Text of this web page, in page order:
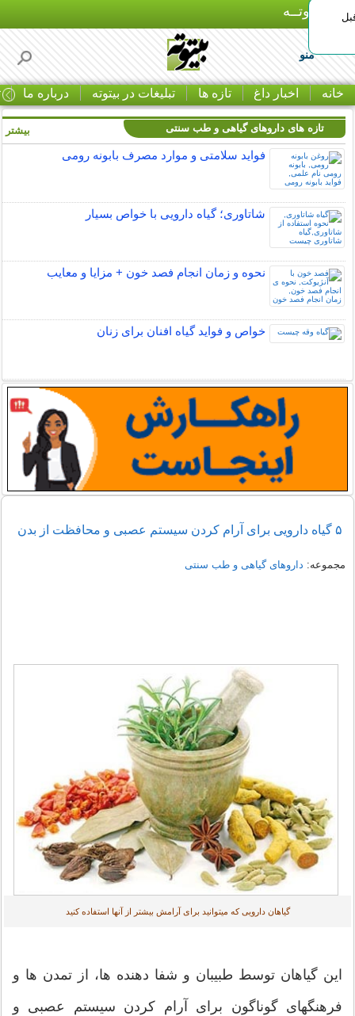
بـیتوتــه
منو
خانه اخبار داغ تازه ها تبلیغات در بیتوته درباره ما
تازه های داروهای گیاهی و طب سنتی
فواید سلامتی و موارد مصرف بابونه رومی
شاتاوری؛ گیاه دارویی با خواص بسیار
نحوه و زمان انجام فصد خون + مزایا و معایب
خواص و فواید گیاه افنان برای زنان
بیشتر
۵ گیاه دارویی برای آرام کردن سیستم عصبی و محافظت از بدن
مجموعه: داروهای گیاهی و طب سنتی
گیاهان دارویی که میتوانید برای آرامش بیشتر از آنها استفاده کنید
این گیاهان توسط طبیبان و شفا دهنده ها، از تمدن ها و
فرهنگهای گوناگون برای آرام کردن سیستم عصبی و